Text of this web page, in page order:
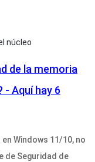
núcleo
de la memoria
- Aquí hay 6
Windows 11/10, no
de Seguridad de